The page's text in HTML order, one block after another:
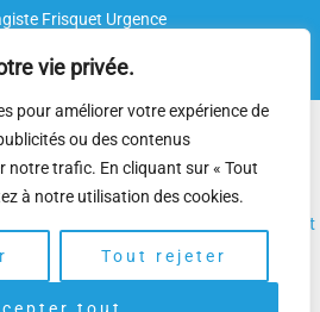
vie privée.
pour améliorer votre expérience de
ou des contenus
notre trafic. En cliquant sur « Tout
à notre utilisation des cookies.
Tout rejeter
Frisquet Urgence
les marques de chauffe-eau, mais
par le fabricant. Nosplombiers
néanmoins de l’expertise et des
et
le
dépannage.